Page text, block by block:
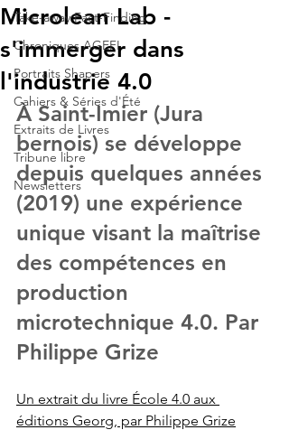
Take-away Fact-Finding
Chroniques AGEFI
Portraits Shapers
Cahiers & Séries d'Été
Extraits de Livres
Tribune libre
Newsletters
Microlean Lab -
s'immerger dans
l'industrie 4.0
À Saint-Imier (Jura
bernois) se développe
depuis quelques années
(2019) une expérience
unique visant la maîtrise
des compétences en
production
microtechnique 4.0. Par
Philippe Grize
Un extrait du livre École 4.0 aux
éditions Georg, par Philippe Grize